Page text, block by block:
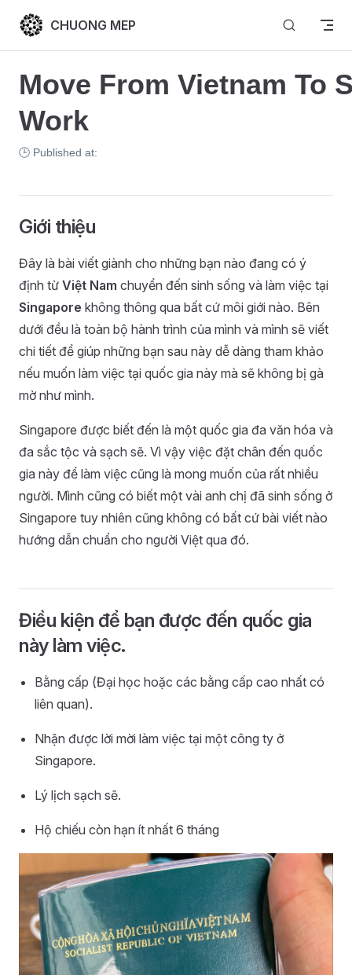
Skip to content
CHUONG MEP
Move From Vietnam To
Work
🕒 Published at:
Giới thiệu
Đây là bài viết giành cho những bạn nào đang có ý
định từ Việt Nam chuyển đến sinh sống và làm việc tại
Singapore không thông qua bất cứ môi giới nào. Bên
dưới đều là toàn bộ hành trình của mình và mình sẽ viết
chi tiết để giúp những bạn sau này dễ dàng tham khảo
nếu muốn làm việc tại quốc gia này mà sẽ không bị gà
mờ như mình.
Singapore được biết đến là một quốc gia đa văn hóa và
đa sắc tộc và sạch sẽ. Vì vậy việc đặt chân đến quốc
gia này để làm việc cũng là mong muốn của rất nhiều
người. Mình cũng có biết một vài anh chị đã sinh sống ở
Singapore tuy nhiên cũng không có bất cứ bài viết nào
hướng dẫn chuẩn cho người Việt qua đó.
Điều kiện để bạn được đến quốc gia
này làm việc.
Bằng cấp (Đại học hoặc các bằng cấp cao nhất có
liên quan).
Nhận được lời mời làm việc tại một công ty ở
Singapore.
Lý lịch sạch sẽ.
Hộ chiếu còn hạn ít nhất 6 tháng